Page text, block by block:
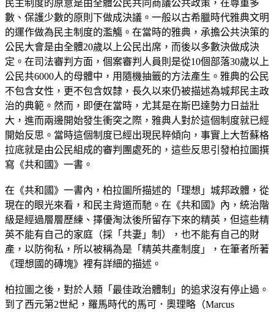
民主制度的原意是由全體公民共同商議公共政策，在尊重多
數、保護少數的原則下做成決議。一般以古希臘時代雅典文明
的運作做為民主制度的濫觴。在當時的雅典，承擔公共決策的
公民大會是由全體20歲以上公民出席，而後以多數決做成決
定。在司法審判方面，個案審判人員則是從10個部落30歲以上
公民共6000人的母體中，用隨機抽籤的方法產生。雅典的公民
不包含女性，更不包含奴隸，長久以來仍被描述為城邦民主政
治的典範。然而，即便在當時，尤其是在斯巴達勢力日益壯
大，進而兩邊開始發生衝突之際，雅典人對於這個制度就已經
開始反思。當時這個制度已經出現民粹傾向，事實上大哲蘇格
拉底就是由公民組成的審判團處死的，這些反思引發柏拉圖撰
寫《共和國》一書。
在《共和國》一書內，柏拉圖所描述的「理想」城邦政體，從
現在的眼光來看，和民主背道而馳。在《共和國》內，統治階
級是經過層層歷練、擇優淘汰後所留存下來的精英，但這些精
英不能有自己的家庭（採「共妻」制），也不能有自己的財
產，以防徇私，所以被稱為是「精英共產制度」，在筆者所著
《理想國的磚塊》裡有詳細的描述。
柏拉圖之後，對於人類「最佳政治體制」的追求沒有停止過。
到了西元第2世紀，羅馬時代的馬可．奧理略（Marcus